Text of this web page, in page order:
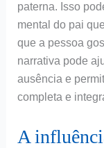
paterna. Isso
mental do pai
que a pessoa
narrativa pode
ausência e
completa e
A